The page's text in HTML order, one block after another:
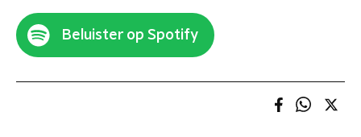
Beluister op Spotify